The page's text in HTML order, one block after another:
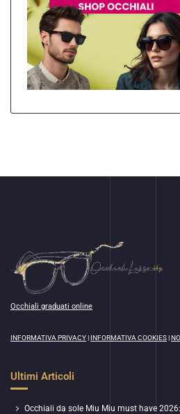
Occhiali graduati online
INFORMATIVA PRIVACY|INFORMATIVA COOKIES|
Ultimi Articoli
Occhiali da sole Miu Miu must have